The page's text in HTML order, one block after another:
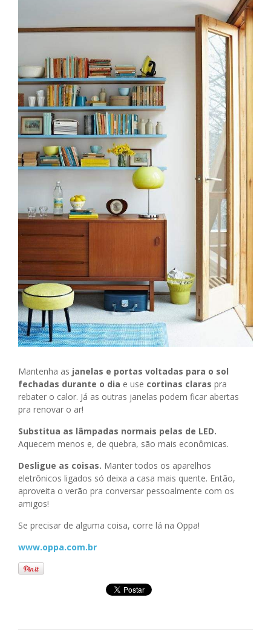
Mantenha as janelas e portas voltadas para o sol
fechadas durante o dia e use cortinas claras pra
rebater o calor. Já as outras janelas podem ficar abertas
pra renovar o ar!
Substitua as lâmpadas normais pelas de LED.
Aquecem menos e, de quebra, são mais econômicas.
Desligue as coisas. Manter todos os aparelhos
eletrônicos ligados só deixa a casa mais quente. Então,
aproveita o verão pra conversar pessoalmente com os
amigos!
Se precisar de alguma coisa, corre lá na Oppa!
www.oppa.com.br